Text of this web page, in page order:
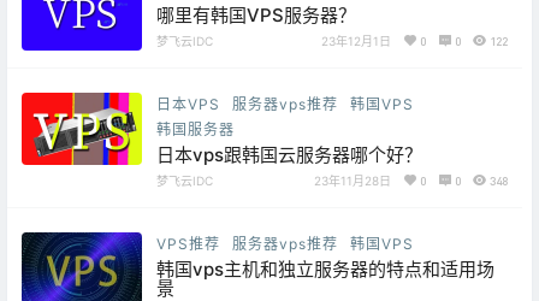
哪里有韩国VPS服务器？
梦飞云IDC 23年12月1日 0 0 122
日本VPS 服务器vps推荐
韩国VPS
韩国服务器
日本vps跟韩国云服务器哪个好？
梦飞云IDC 23年11月28日 0 0 348
VPS推荐 服务器vps推荐 韩国VPS
韩国vps主机和独立服务器的特点和适用场
景